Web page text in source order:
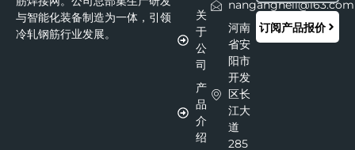
与智能化装备制造为一体，引领
冷轧钢筋行业发展。
关
于
公
司
产
品
介
绍
nangangheli@163.com
河南
省安
阳市
开发
区长
江大
道
285
订阅产品报价